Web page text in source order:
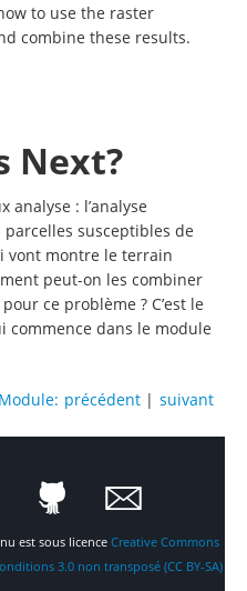
to use the raster
combine these results.
Next?
analyse : l’analyse
susceptibles de
vont montre le terrain
peut-on les combiner
ce problème ? C’est le
commence dans le module
suivant
précédent |
est sous licence Creative Commons
3.0 non transposé (CC BY-SA)